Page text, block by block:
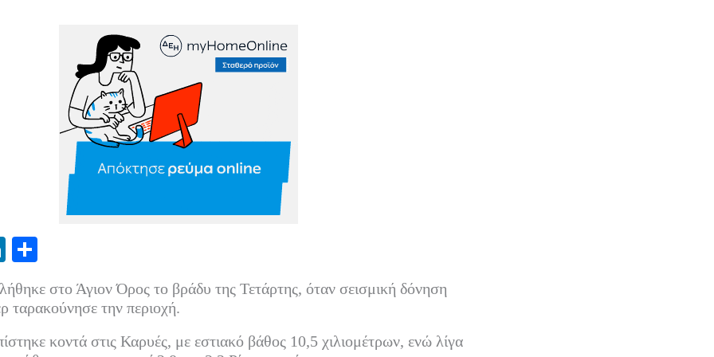
Li
ed ρστο Άγιον Όρος το βράδυ της Τετάρτης, όταν σεισμική δόνηση
ταρακούνησε την περιοχή.
κοντά στις Καρυές, με εστιακό βάθος 10,5 χιλιομέτρων, ενώ λίγα